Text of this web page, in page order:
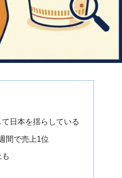
日本を揺らしている
間で売上1位